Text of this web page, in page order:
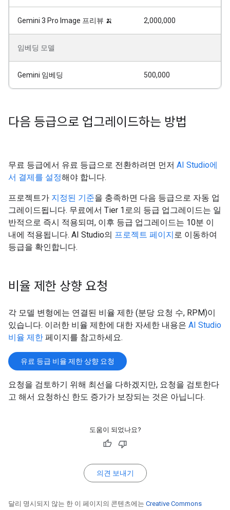
Gemini 3 Pro Image 프리뷰 🍌 2,000,000
임베딩 모델
Gemini 임베딩 500,000
다음 등급으로 업그레이드하는 방법
무료 등급에서 유료 등급으로 전환하려면 먼저 AI Studio에
서 결제를 설정해야 합니다.
프로젝트가 지정된 기준을 충족하면 다음 등급으로 자동 업
그레이드됩니다. 무료에서 Tier 1로의 등급 업그레이드는 일
반적으로 즉시 적용되며, 이후 등급 업그레이드는 10분 이
내에 적용됩니다. AI Studio의 프로젝트 페이지로 이동하여
등급을 확인합니다.
비율 제한 상향 요청
각 모델 변형에는 연결된 비율 제한 (분당 요청 수, RPM)이
있습니다. 이러한 비율 제한에 대한 자세한 내용은 AI Studio
비율 제한 페이지를 참고하세요.
유료 등급 비율 제한 상향 요청
요청을 검토하기 위해 최선을 다하겠지만, 요청을 검토한다
고 해서 요청하신 한도 증가가 보장되는 것은 아닙니다.
도움이 되었나요?
의견 보내기
달리 명시되지 않는 한 이 페이지의 콘텐츠에는 Creative Commons